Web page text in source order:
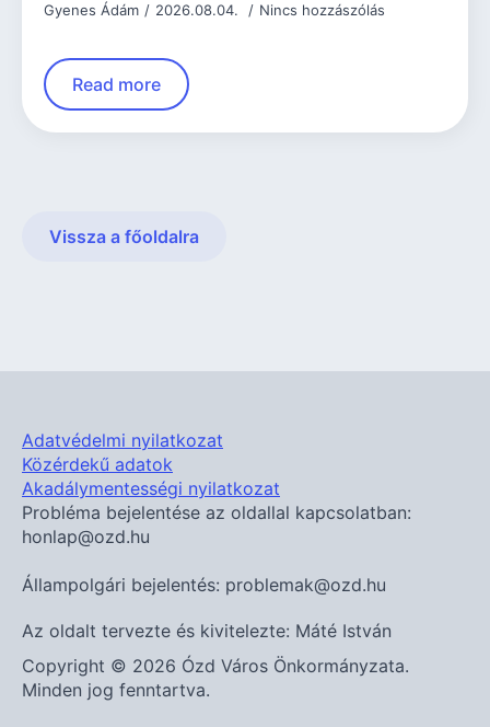
Gyenes Ádám 2026.08.04. Nincs hozzászólás
Read more
Vissza a főoldalra
Adatvédelmi nyilatkozat
Közérdekű adatok
Akadálymentességi nyilatkozat
Probléma bejelentése az oldallal kapcsolatban:
honlap@ozd.hu
Állampolgári bejelentés: problemak@ozd.hu
Az oldalt tervezte és kivitelezte: Máté István
Copyright © 2026 Ózd Város Önkormányzata.
Minden jog fenntartva.